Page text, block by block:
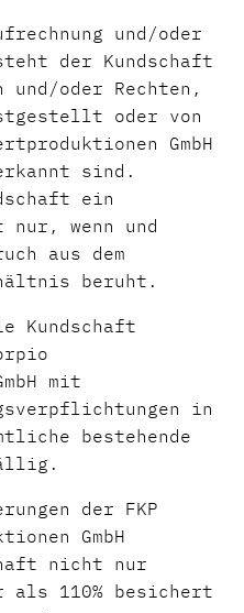
und/oder
der Kundschaft
und/oder Rechten,
oder von
GmbH
sind.
ein
nur, wenn und
aus dem
beruht.
Kundschaft
mit
in
bestehende
der FKP
GmbH
nicht nur
als 110% besichert